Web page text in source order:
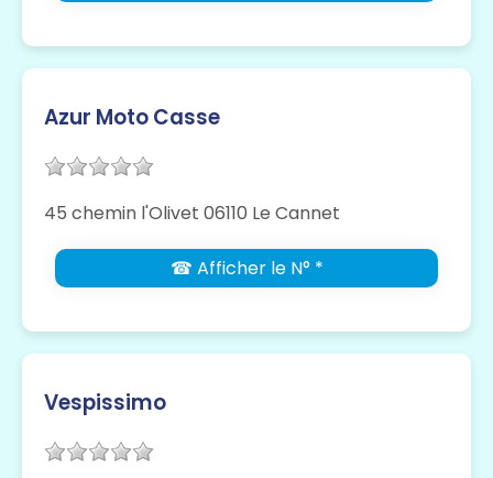
Azur Moto Casse
45 chemin l'Olivet 06110 Le Cannet
☎ Afficher le N° *
Vespissimo